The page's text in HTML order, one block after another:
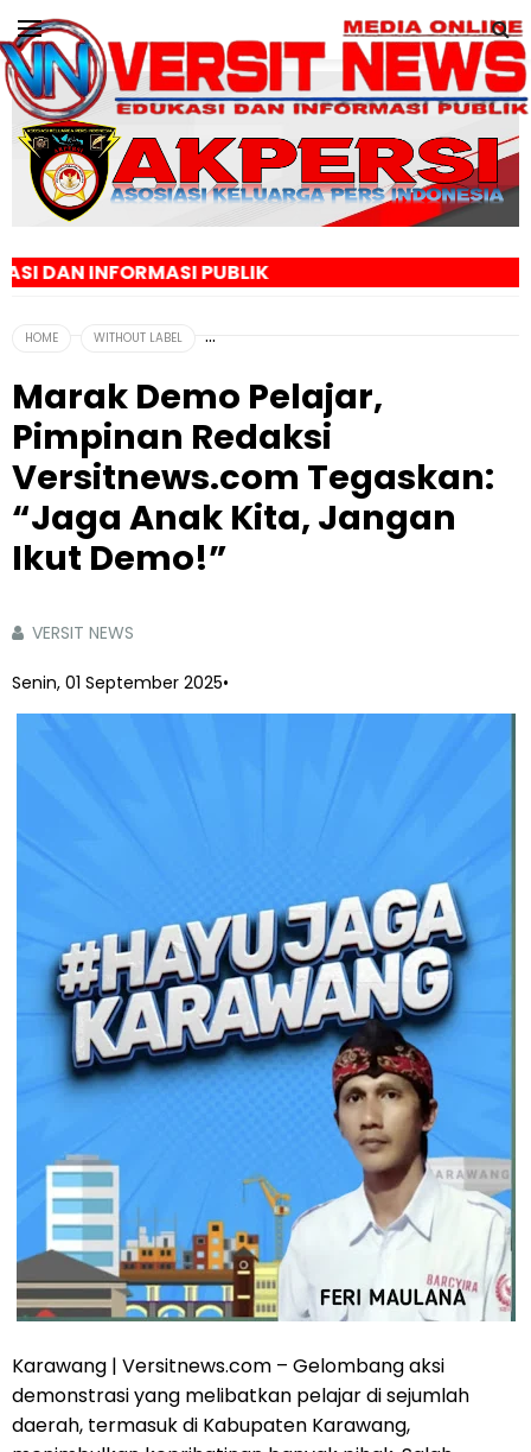
PUBLIK
HOME WITHOUT LABEL
Marak Demo Pelajar,
Pimpinan Redaksi
Versitnews.com Tegaskan:
“Jaga Anak Kita, Jangan
Ikut Demo!”
VERSIT NEWS
Senin, 01 September 2025•
Karawang | Versitnews.com – Gelombang aksi
demonstrasi yang melibatkan pelajar di sejumlah
daerah, termasuk di Kabupaten Karawang,